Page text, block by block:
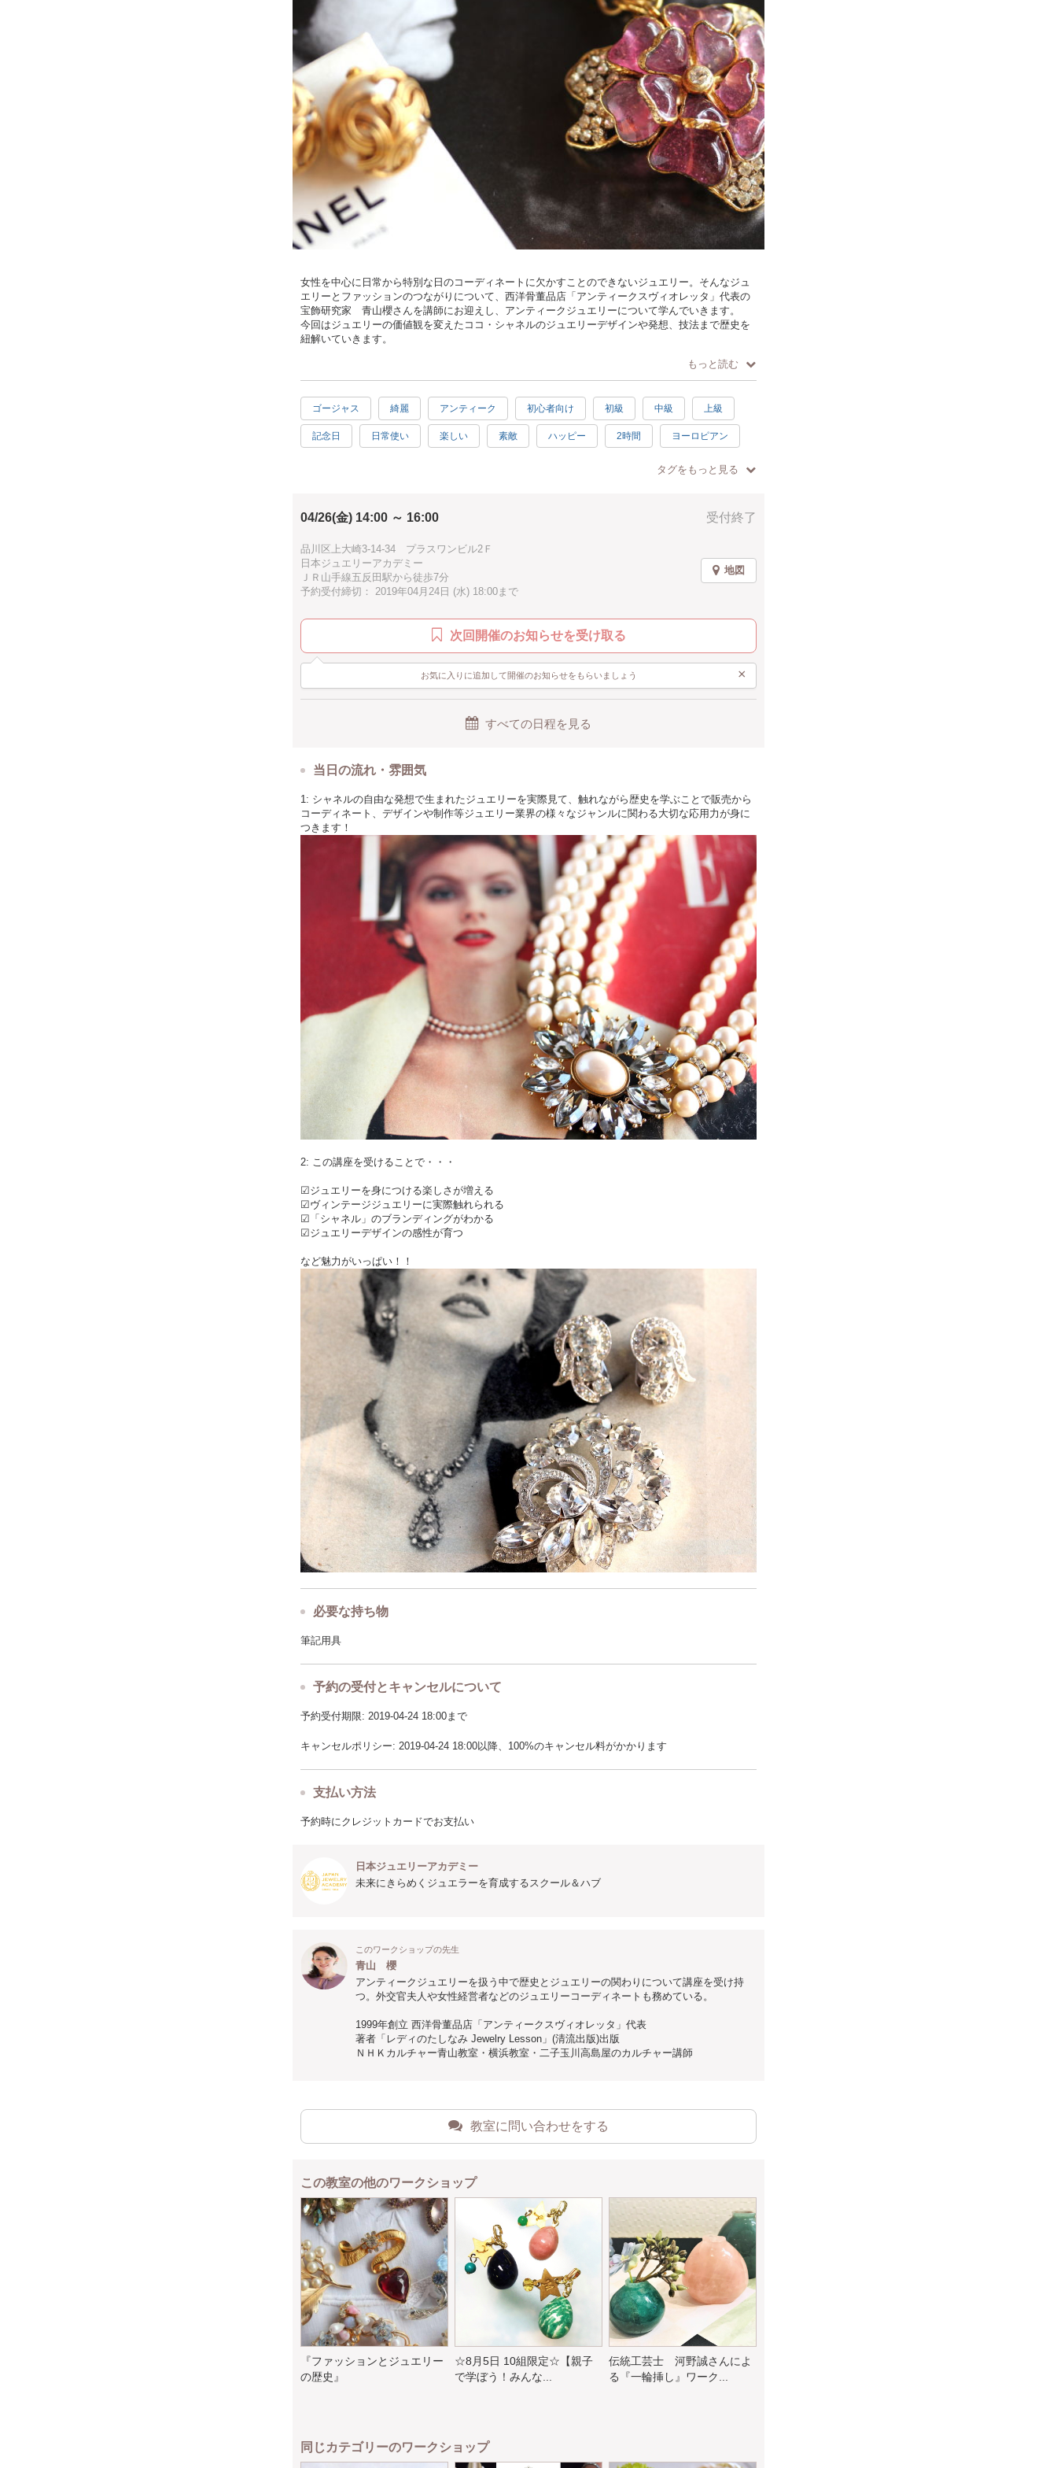
女性を中心に日常から特別な日のコーディネートに欠かすことのできないジュエリー。そんなジュ
エリーとファッションのつながりについて、西洋骨董品店「アンティークスヴィオレッタ」代表の
宝飾研究家 青山櫻さんを講師にお迎えし、アンティークジュエリーについて学んでいきます。
今回はジュエリーの価値観を変えたココ・シャネルのジュエリーデザインや発想、技法まで歴史を
紐解いていきます。
もっと読む
ゴージャス 綺麗 アンティーク 初心者向け 初級 中級 上級
記念日 日常使い 楽しい 素敵 ハッピー 2時間 ヨーロピアン
タグをもっと見る
受付終了
04/26(金) 14:00 ～ 16:00
品川区上大崎3-14-34 プラスワンビル2Ｆ
日本ジュエリーアカデミー
ＪＲ山手線五反田駅から徒歩7分
予約受付締切： 2019年04月24日 (水) 18:00まで
地図
次回開催のお知らせを受け取る
お気に入りに追加して開催のお知らせをもらいましょう ×
すべての日程を見る
当日の流れ・雰囲気
1: シャネルの自由な発想で生まれたジュエリーを実際見て、触れながら歴史を学ぶことで販売から
コーディネート、デザインや制作等ジュエリー業界の様々なジャンルに関わる大切な応用力が身に
つきます！
2: この講座を受けることで・・・
☑ジュエリーを身につける楽しさが増える
☑ヴィンテージジュエリーに実際触れられる
☑「シャネル」のブランディングがわかる
☑ジュエリーデザインの感性が育つ
など魅力がいっぱい！！
必要な持ち物
筆記用具
予約の受付とキャンセルについて
予約受付期限: 2019-04-24 18:00まで
キャンセルポリシー: 2019-04-24 18:00以降、100%のキャンセル料がかかります
支払い方法
予約時にクレジットカードでお支払い
日本ジュエリーアカデミー
未来にきらめくジュエラーを育成するスクール＆ハブ
このワークショップの先生
青山 櫻
アンティークジュエリーを扱う中で歴史とジュエリーの関わりについて講座を受け持
つ。外交官夫人や女性経営者などのジュエリーコーディネートも務めている。
1999年創立 西洋骨董品店「アンティークスヴィオレッタ」代表
著者「レディのたしなみ Jewelry Lesson」(清流出版)出版
ＮＨＫカルチャー青山教室・横浜教室・二子玉川高島屋のカルチャー講師
教室に問い合わせをする
この教室の他のワークショップ
『ファッションとジュエリー
の歴史』
☆8月5日 10組限定☆【親子
で学ぼう！みんな...
伝統工芸士 河野誠さんによ
る『一輪挿し』ワーク...
同じカテゴリーのワークショップ